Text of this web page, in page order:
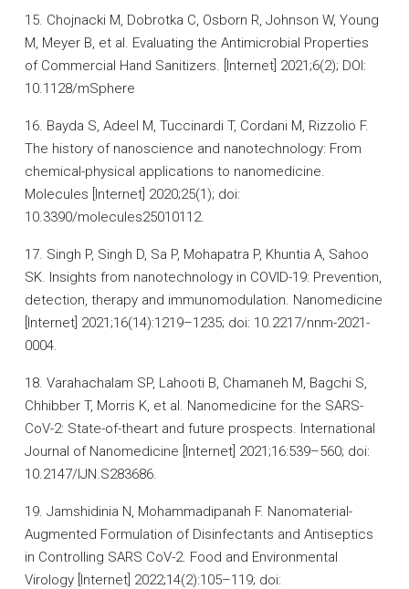
15. Chojnacki M, Dobrotka C, Osborn R, Johnson W, Young
M, Meyer B, et al. Evaluating the Antimicrobial Properties
of Commercial Hand Sanitizers. [Internet] 2021;6(2); DOI:
10.1128/mSphere
16. Bayda S, Adeel M, Tuccinardi T, Cordani M, Rizzolio F.
The history of nanoscience and nanotechnology: From
chemical-physical applications to nanomedicine.
Molecules [Internet] 2020;25(1); doi:
10.3390/molecules25010112.
17. Singh P, Singh D, Sa P, Mohapatra P, Khuntia A, Sahoo
SK. Insights from nanotechnology in COVID-19: Prevention,
detection, therapy and immunomodulation. Nanomedicine
[Internet] 2021;16(14):1219–1235; doi: 10.2217/nnm-2021-
0004.
18. Varahachalam SP, Lahooti B, Chamaneh M, Bagchi S,
Chhibber T, Morris K, et al. Nanomedicine for the SARS-
CoV-2: State-of-theart and future prospects. International
Journal of Nanomedicine [Internet] 2021;16:539–560; doi:
10.2147/IJN.S283686.
19. Jamshidinia N, Mohammadipanah F. Nanomaterial-
Augmented Formulation of Disinfectants and Antiseptics
in Controlling SARS CoV-2. Food and Environmental
Virology [Internet] 2022;14(2):105–119; doi: